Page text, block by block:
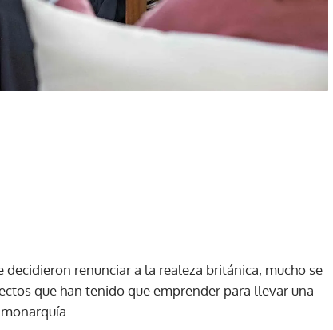
renunciar a la realeza británica, mucho se
que han tenido que emprender para llevar una